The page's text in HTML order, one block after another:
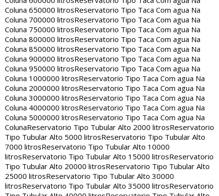
Coluna 650000 litrosReservatorio Tipo Taca Com agua Na
Coluna 700000 litrosReservatorio Tipo Taca Com agua Na
Coluna 750000 litrosReservatorio Tipo Taca Com agua Na
Coluna 800000 litrosReservatorio Tipo Taca Com agua Na
Coluna 850000 litrosReservatorio Tipo Taca Com agua Na
Coluna 900000 litrosReservatorio Tipo Taca Com agua Na
Coluna 950000 litrosReservatorio Tipo Taca Com agua Na
Coluna 1000000 litrosReservatorio Tipo Taca Com agua Na
Coluna 2000000 litrosReservatorio Tipo Taca Com agua Na
Coluna 3000000 litrosReservatorio Tipo Taca Com agua Na
Coluna 4000000 litrosReservatorio Tipo Taca Com agua Na
Coluna 5000000 litrosReservatorio Tipo Taca Com agua Na
ColunaReservatorio Tipo Tubular Alto 2000 litrosReservatorio
Tipo Tubular Alto 5000 litrosReservatorio Tipo Tubular Alto
7000 litrosReservatorio Tipo Tubular Alto 10000
litrosReservatorio Tipo Tubular Alto 15000 litrosReservatorio
Tipo Tubular Alto 20000 litrosReservatorio Tipo Tubular Alto
25000 litrosReservatorio Tipo Tubular Alto 30000
litrosReservatorio Tipo Tubular Alto 35000 litrosReservatorio